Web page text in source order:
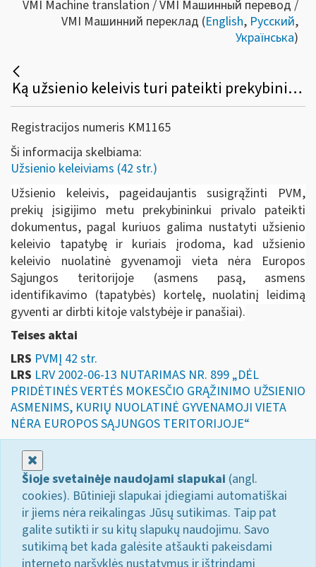
VMI Machine translation / VMI Машинный перевод /
VMI Машинний переклад (English, Русский,
Українська)
Ką užsienio keleivis turi pateikti prekybininkui prekių įsigijimo metu, norėdamas susigrąžinti PVM?
Registracijos numeris KM1165
Ši informacija skelbiama:
Užsienio keleiviams (42 str.)
Užsienio keleivis, pageidaujantis susigrąžinti PVM,
prekių įsigijimo metu prekybininkui privalo pateikti
dokumentus, pagal kuriuos galima nustatyti užsienio
keleivio tapatybę ir kuriais įrodoma, kad užsienio
keleivio nuolatinė gyvenamoji vieta nėra Europos
Sąjungos teritorijoje (asmens pasą, asmens
identifikavimo (tapatybės) kortelę, nuolatinį leidimą
gyventi ar dirbti kitoje valstybėje ir panašiai).
Teises aktai
LRS PVMĮ 42 str.
LRS LRV 2002-06-13 NUTARIMAS NR. 899 „DĖL
PRIDĖTINĖS VERTĖS MOKESČIO GRĄŽINIMO UŽSIENIO
ASMENIMS, KURIŲ NUOLATINĖ GYVENAMOJI VIETA
NĖRA EUROPOS SĄJUNGOS TERITORIJOJE“
Šioje svetainėje naudojami slapukai (angl.
cookies). Būtinieji slapukai įdiegiami automatiškai
ir jiems nėra reikalingas Jūsų sutikimas. Taip pat
galite sutikti ir su kitų slapukų naudojimu. Savo
sutikimą bet kada galėsite atšaukti pakeisdami
interneto naršyklės nustatymus ir ištrindami